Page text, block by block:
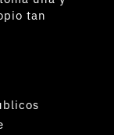
tan